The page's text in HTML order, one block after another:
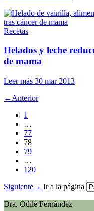
Recetas
Helados y leche
de mama
Leer más 30 mar 2013
← Anterior
1
…
77
78
79
…
120
Siguiente→ Ir a la página
Dra. Odile Fernández